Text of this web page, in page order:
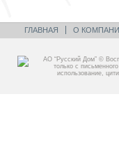
ГЛАВНАЯ О
АО “Русский Дом” ©
только с
использование,